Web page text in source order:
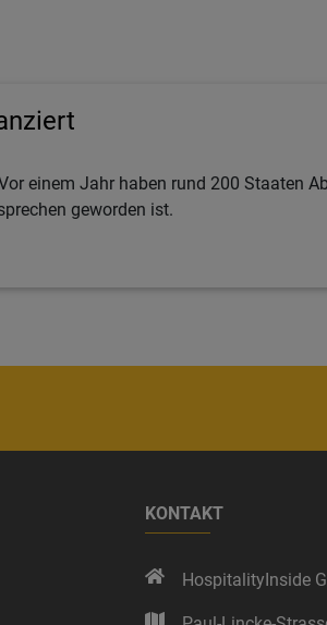
einem Jahr haben rund 200 Staaten
geworden ist.
KONTAKT
HospitalityInside